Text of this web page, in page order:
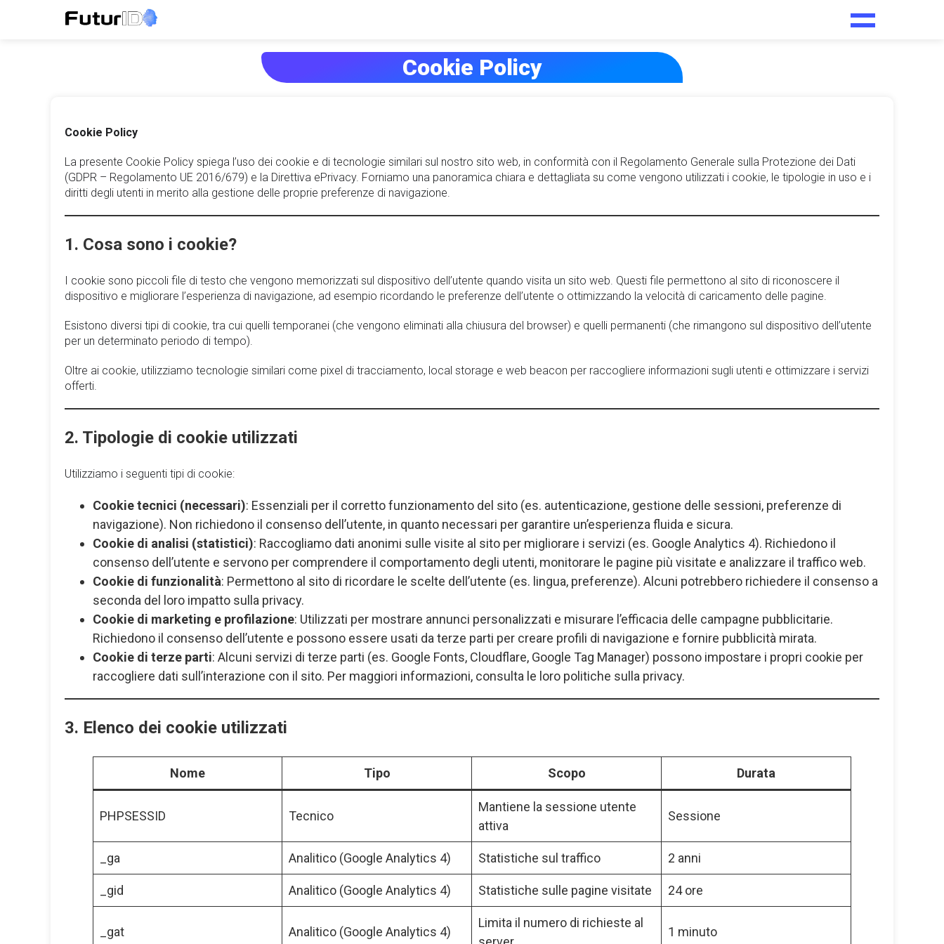
Cookie Policy
Cookie Policy
La presente Cookie Policy spiega l’uso dei cookie e di tecnologie similari sul nostro sito web, in conformità con il Regolamento Generale sulla Protezione dei Dati
(GDPR – Regolamento UE 2016/679) e la Direttiva ePrivacy. Forniamo una panoramica chiara e dettagliata su come vengono utilizzati i cookie, le tipologie in uso e i
diritti degli utenti in merito alla gestione delle proprie preferenze di navigazione.
1. Cosa sono i cookie?
I cookie sono piccoli file di testo che vengono memorizzati sul dispositivo dell’utente quando visita un sito web. Questi file permettono al sito di riconoscere il
dispositivo e migliorare l’esperienza di navigazione, ad esempio ricordando le preferenze dell’utente o ottimizzando la velocità di caricamento delle pagine.
Esistono diversi tipi di cookie, tra cui quelli temporanei (che vengono eliminati alla chiusura del browser) e quelli permanenti (che rimangono sul dispositivo dell’utente
per un determinato periodo di tempo).
Oltre ai cookie, utilizziamo tecnologie similari come pixel di tracciamento, local storage e web beacon per raccogliere informazioni sugli utenti e ottimizzare i servizi
offerti.
2. Tipologie di cookie utilizzati
Utilizziamo i seguenti tipi di cookie:
Cookie tecnici (necessari): Essenziali per il corretto funzionamento del sito (es. autenticazione, gestione delle sessioni, preferenze di
navigazione). Non richiedono il consenso dell’utente, in quanto necessari per garantire un’esperienza fluida e sicura.
Cookie di analisi (statistici): Raccogliamo dati anonimi sulle visite al sito per migliorare i servizi (es. Google Analytics 4). Richiedono il
consenso dell’utente e servono per comprendere il comportamento degli utenti, monitorare le pagine più visitate e analizzare il traffico web.
Cookie di funzionalità: Permettono al sito di ricordare le scelte dell’utente (es. lingua, preferenze). Alcuni potrebbero richiedere il consenso a
seconda del loro impatto sulla privacy.
Cookie di marketing e profilazione: Utilizzati per mostrare annunci personalizzati e misurare l’efficacia delle campagne pubblicitarie.
Richiedono il consenso dell’utente e possono essere usati da terze parti per creare profili di navigazione e fornire pubblicità mirata.
Cookie di terze parti: Alcuni servizi di terze parti (es. Google Fonts, Cloudflare, Google Tag Manager) possono impostare i propri cookie per
raccogliere dati sull’interazione con il sito. Per maggiori informazioni, consulta le loro politiche sulla privacy.
3. Elenco dei cookie utilizzati
Nome Tipo Scopo Durata
PHPSESSID Tecnico
Mantiene la sessione utente
attiva
Sessione
_ga Analitico (Google Analytics 4) Statistiche sul traffico 2 anni
_gid Analitico (Google Analytics 4) Statistiche sulle pagine visitate 24 ore
_gat Analitico (Google Analytics 4)
Limita il numero di richieste al
1 minuto